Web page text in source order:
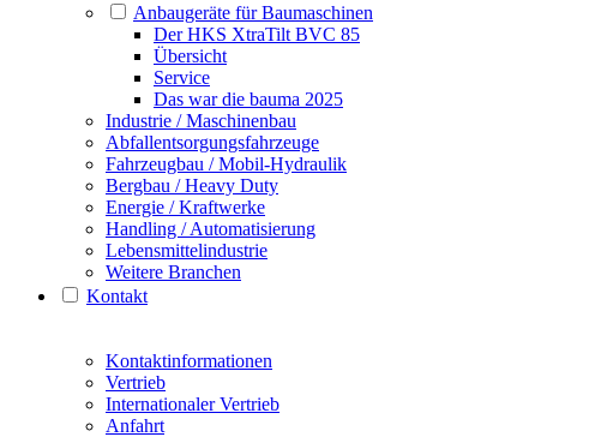
Anbaugeräte für Baumaschinen
Der HKS XtraTilt BVC 85
Übersicht
Service
Das war die bauma 2025
Industrie / Maschinenbau
Abfallentsorgungsfahrzeuge
Fahrzeugbau / Mobil-Hydraulik
Bergbau / Heavy Duty
Energie / Kraftwerke
Handling / Automatisierung
Lebensmittelindustrie
Weitere Branchen
Kontakt
Kontaktinformationen
Vertrieb
Internationaler Vertrieb
Anfahrt